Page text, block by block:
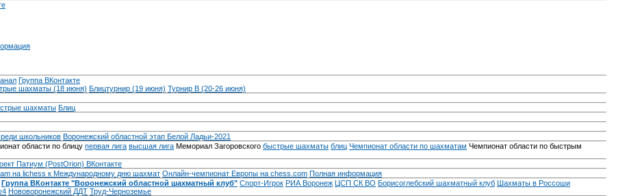
Группа ВКонтакте
шахматы (18 июня) Блицтурнир (19 июня) Турнир B (20-26 июня)
шахматы Блиц
школьников Воронежский областной этап Белой Ладьи-2021
области по блицу первая лига высшая лига Мемориал Загоровского быстрые шахматы блиц Чемпионат области по шахматам Чемпионат области по быстрым
Патиум (PostOrion) ВКонтакте
на lichess к Международному дню шахмат Онлайн-чемпионат Европы на chess.com Полная информация
Группа ВКонтакте "Воронежский областной шахматный клуб" Спорт-Игрок РИА Воронеж ЦСП СК ВО Борисоглебский шахматный клуб Шахматы в Россоши
Нововоронежский ДДТ Труд-Черноземье